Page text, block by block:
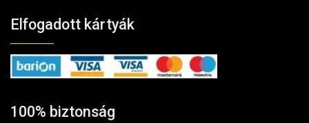
Elfogadott kártyák
100% biztonság